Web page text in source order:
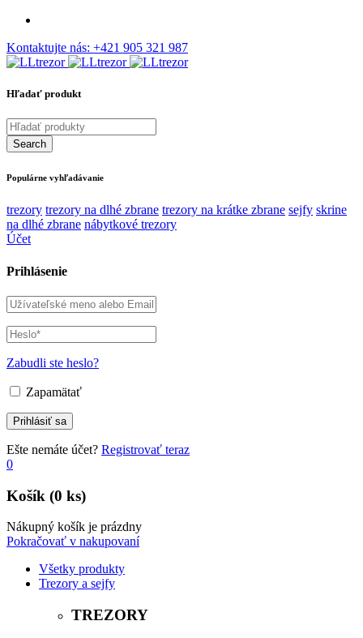
Kontaktujte nás: +421 905 321 987
Hľadať produkt
Populárne vyhľadávanie
trezory trezory na dlhé zbrane trezory na krátke zbrane sejfy skrine
na dlhé zbrane nábytkové trezory
Účet
Prihlásenie
Zabudli ste heslo?
Zapamätať
Ešte nemáte účet? Registrovať teraz
0
Košík (0 ks)
Nákupný košík je prázdny
Pokračovať v nakupovaní
Všetky produkty
Trezory a sejfy
TREZORY